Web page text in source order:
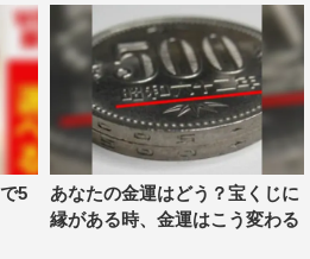
懸ける熱量、そしてさらなる表
ーカスを当てる。
いシンクロダンスを武器にする
演を務めた舞台「虎者
年の初演から2年連続で全公演
遂げた。
5
あなたの金運はどう？宝くじに
縁がある時、金運はこう変わる